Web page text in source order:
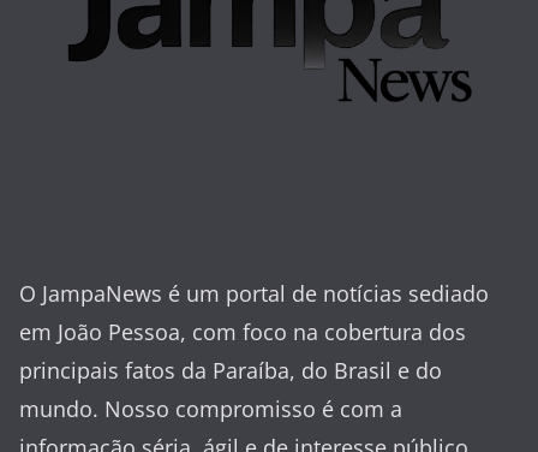
O JampaNews é um portal de notícias sediado
em João Pessoa, com foco na cobertura dos
principais fatos da Paraíba, do Brasil e do
mundo. Nosso compromisso é com a